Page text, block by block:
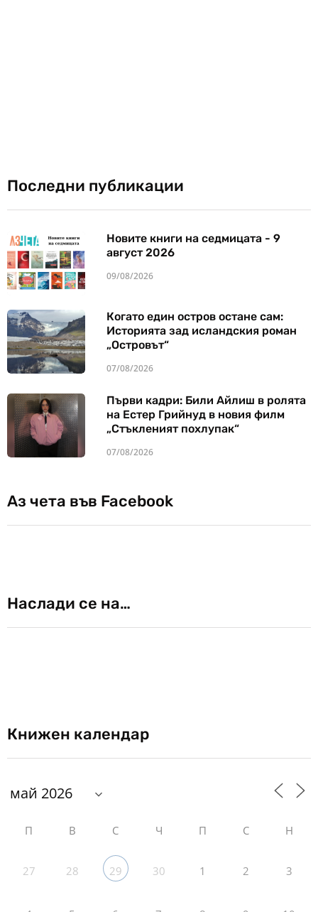
Последни публикации
Новите книги на седмицата - 9
август 2026
09/08/2026
Когато един остров остане сам:
Историята зад исландския роман
„Островът“
07/08/2026
Първи кадри: Били Айлиш в ролята
на Естер Грийнуд в новия филм
„Стъкленият похлупак“
07/08/2026
Аз чета във Facebook
Наслади се на…
Книжен календар
П В С Ч П С Н
27 28 29 30 1 2 3